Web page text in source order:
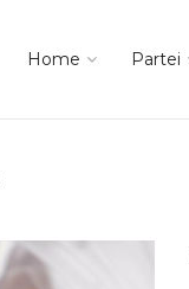
Home Partei